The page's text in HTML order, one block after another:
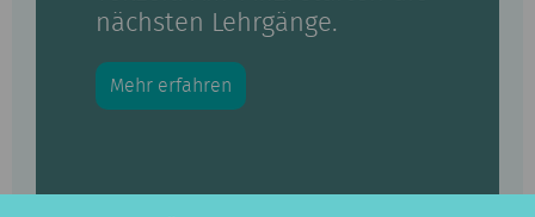
nächsten Lehrgänge.
Mehr erfahren